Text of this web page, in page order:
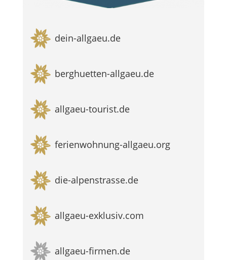
dein-allgaeu.de
berghuetten-allgaeu.de
allgaeu-tourist.de
ferienwohnung-allgaeu.org
die-alpenstrasse.de
allgaeu-exklusiv.com
allgaeu-firmen.de